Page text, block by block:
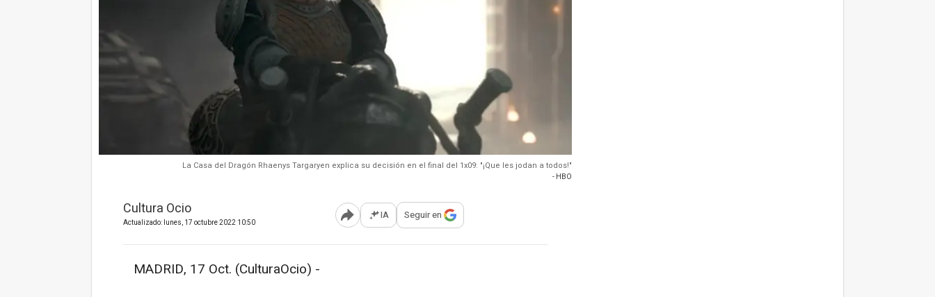
La Casa del Dragón Rhaenys Targaryen explica su decisión en el final del 1x09: "¡Que les jodan a todos!"
- HBO
Cultura Ocio
Actualizado: lunes, 17 octubre 2022 10:50 Abrir opciones para compartir
IA Seguir en
MADRID, 17 Oct. (CulturaOcio) -